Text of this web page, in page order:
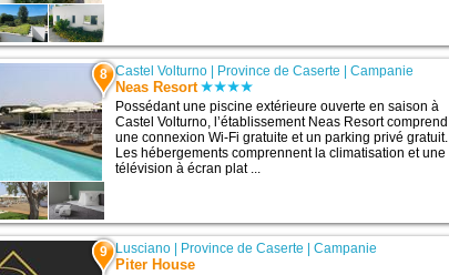
8 Castel Volturno | Province de Caserte |Campanie
Neas Resort
Possédant une piscine extérieure ouverte en saison à
Castel Volturno, l’établissement Neas Resort comprend
une connexion Wi-Fi gratuite et un parking privé gratuit.
Les hébergements comprennent la climatisation et une
télévision à écran plat ...
9 Lusciano Province de Caserte |Campanie
Piter House